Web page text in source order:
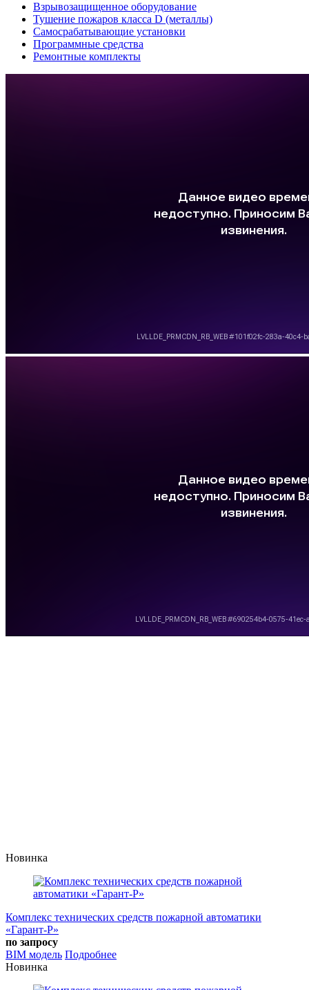
Взрывозащищенное оборудование
Тушение пожаров класса D (металлы)
Самосрабатывающие установки
Программные средства
Ремонтные комплекты
Новинка
Комплекс технических средств пожарной автоматики
«Гарант-Р»
по запросу
BIM модель Подробнее
Новинка